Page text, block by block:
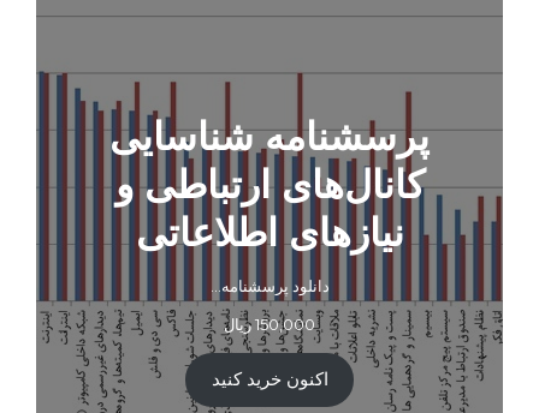
پرسشنامه شناسایی
کانال‌های ارتباطی و
نیازهای اطلاعاتی
دانلود پرسشنامه…
150,000ریال
اکنون خرید کنید